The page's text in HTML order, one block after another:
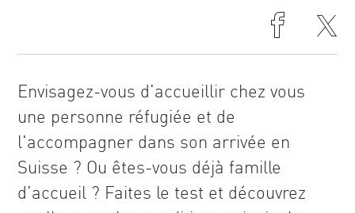
Envisagez-vous d'accueillir chez vous
une personne réfugiée et de
l'accompagner dans son arrivée en
Suisse ? Ou êtes-vous déjà famille
d'accueil ? Faites le test et découvrez